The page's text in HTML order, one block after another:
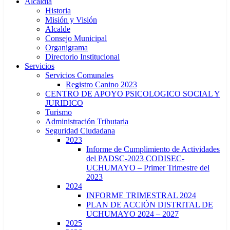
Historia
Misión y Visión
Alcalde
Consejo Municipal
Organigrama
Directorio Institucional
Servicios
Servicios Comunales
Registro Canino 2023
CENTRO DE APOYO PSICOLOGICO SOCIAL Y
JURIDICO
Turismo
Administración Tributaria
Seguridad Ciudadana
2023
Informe de Cumplimiento de Actividades
del PADSC-2023 CODISEC-
UCHUMAYO – Primer Trimestre del
2023
2024
INFORME TRIMESTRAL 2024
PLAN DE ACCIÓN DISTRITAL DE
UCHUMAYO 2024 – 2027
2025